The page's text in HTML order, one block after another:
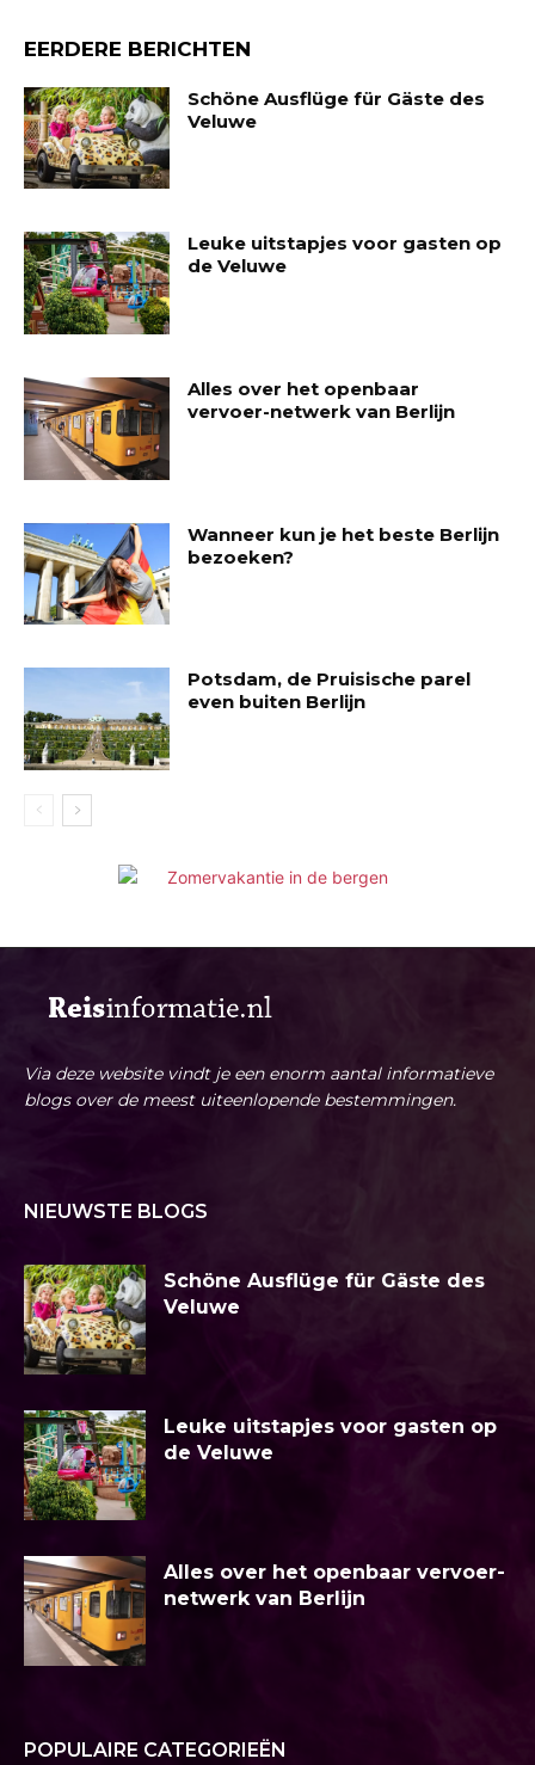
EERDERE BERICHTEN
Schöne Ausflüge für Gäste des
Veluwe
Leuke uitstapjes voor gasten op
de Veluwe
Alles over het openbaar
vervoer-netwerk van Berlijn
Wanneer kun je het beste Berlijn
bezoeken?
Potsdam, de Pruisische parel
even buiten Berlijn
Via deze website vindt je een enorm aantal informatieve
blogs over de meest uiteenlopende bestemmingen.
NIEUWSTE BLOGS
Schöne Ausflüge für Gäste des
Veluwe
Leuke uitstapjes voor gasten op
de Veluwe
Alles over het openbaar vervoer-
netwerk van Berlijn
POPULAIRE CATEGORIEËN